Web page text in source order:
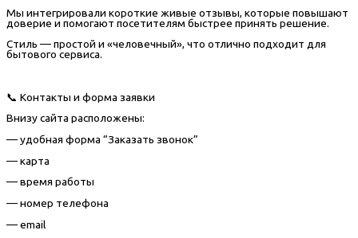
Мы интегрировали короткие живые отзывы, которые повышают
доверие и помогают посетителям быстрее принять решение.
Стиль — простой и «человечный», что отлично подходит для
бытового сервиса.
📞 Контакты и форма заявки
Внизу сайта расположены:
— удобная форма “Заказать звонок”
— карта
— время работы
— номер телефона
— email